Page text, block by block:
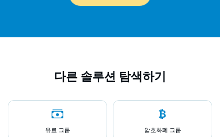
다른 솔루션 탐색하기
유료 그룹 암호화폐 그룹